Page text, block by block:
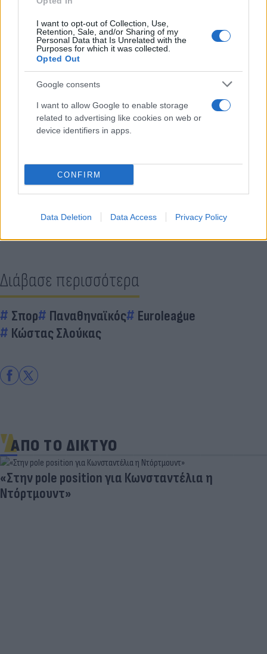
I want to opt-out of Collection, Use,
Retention, Sale, and/or Sharing of my
Personal Data that Is Unrelated with the
Purposes for which it was collected.
Opted Out
Google consents
I want to allow Google to enable storage
related to advertising like cookies on web or
device identifiers in apps.
CONFIRM
Data Deletion Data Access Privacy Policy
Κάνε κλικ και δες περισσότερο
Flash.grστην αναζήτηση της
Διάβασε περισσότερα
Σπορ Παναθηναϊκός
Euroleague
Κώστας Σλούκας
ΑΠΟ ΤΟ ΔΙΚΤΥΟ
«Στην pole position για Κωνσταντέλια η
Ντόρτμουντ»